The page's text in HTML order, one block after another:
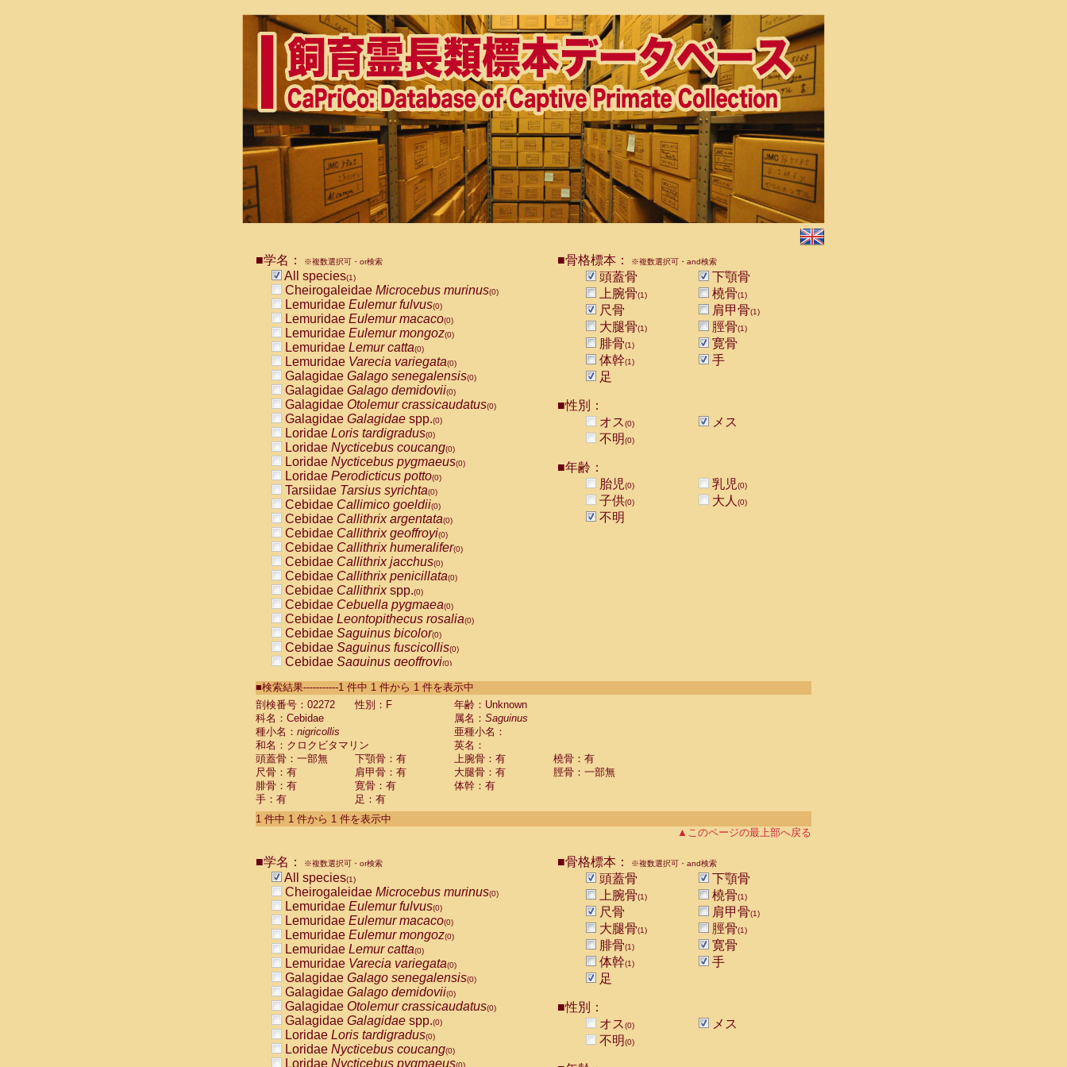
■学名： ※複数選択可・or検索
All species(1)
Cheirogaleidae Microcebus murinus(0)
Lemuridae Eulemur fulvus(0)
Lemuridae Eulemur macaco(0)
Lemuridae Eulemur mongoz(0)
Lemuridae Lemur catta(0)
Lemuridae Varecia variegata(0)
Galagidae Galago senegalensis(0)
Galagidae Galago demidovii(0)
Galagidae Otolemur crassicaudatus(0)
Galagidae Galagidae spp.(0)
Loridae Loris tardigradus(0)
Loridae Nycticebus coucang(0)
Loridae Nycticebus pygmaeus(0)
Loridae Perodicticus potto(0)
Tarsiidae Tarsius syrichta(0)
Cebidae Callimico goeldii(0)
Cebidae Callithrix argentata(0)
Cebidae Callithrix geoffroyi(0)
Cebidae Callithrix humeralifer(0)
Cebidae Callithrix jacchus(0)
Cebidae Callithrix penicillata(0)
Cebidae Callithrixspp.(0)
Cebidae Cebuella pygmaea(0)
Cebidae Leontopithecus rosalia(0)
Cebidae Saguinus bicolor(0)
Cebidae Saguinus fuscicollis(0)
Cebidae Saguinus geoffroyi(0)
CebidaeSaguinus labiatus(0)
Cebidae Saguinus leucopus (0)
Cebidae
CebidaeSaguinus mystax
CebidaeSaguinus nigricollis (1)
Cebidae Saguinus oedipus
Cebidae Saguinus weddelli
Cebidae Saguinusspp.
Cebidae Aotus trivirgatus
Cebidae Cebus albifrons
CebidaeCebus nigrivittatus
CebidaeCebus
CebidaeSaimiri boliviensis(0)
CebidaeSaimiri sciureus(0)
AtelidaeAlouatta caraya(0)
AtelidaeAlouatta fusca(0)
AtelidaeAlouatta seniculus
AtelidaeAlouattaspp.(0)
AtelidaeAteles belzebuth(0)
AtelidaeAteles geoffroyi(0)
AtelidaeAteles paniscus(0)
AtelidaeAtelesspp.(0)
Atelidae Lagothrix lagothricha
AtelidaeLagothrix lagothricha cana
PitheciidaeCacajao calvus rubicundus
■骨格標本： ※複数選択可・and検索
頭蓋骨
下顎骨
上腕骨(1) 橈骨(1)
尺骨 肩甲骨(1)
大腿骨(1) 脛骨(1)
腓骨(1)
寛骨
体幹(1)
手
足
■性別：
オス(0)
メス
不明(0)
■年齢：
胎児(0) 乳児(0)
子供(0) 大人 (0)
不明
■検索結果-----------1 件中 1 件から 1 件を表示中
剖検番号：02272
性別：F
年齢：Unknown
科名：Cebidae
属名： Saguinus
種小名： nigricollis
亜種小名：
和名：クロクビタマリン
英名：
頭蓋骨：一部無
下顎骨：有 上腕骨：有
橈骨：有
尺骨：有
肩甲骨：有 大腿骨：有
脛骨：一部無
腓骨：有
寛骨：有
体幹：有
手：有
足：有
1 件中 1 件から 1 件を表示中
▲このページの最上部へ戻る
■学名： ※複数選択可・or検索
All species(1)
Cheirogaleidae Microcebus murinus(0)
Lemuridae Eulemur fulvus(0)
Lemuridae Eulemur macaco(0)
Lemuridae Eulemur mongoz(0)
Lemuridae Lemur catta(0)
Lemuridae Varecia variegata(0)
Galagidae Galago senegalensis(0)
Galagidae Galago demidovii(0)
Galagidae Otolemur crassicaudatus(0)
Galagidae Galagidae spp.(0)
Loridae Loris tardigradus(0)
Loridae Nycticebus coucang(0)
Loridae Nycticebus pygmaeus(0)
■骨格標本： ※複数選択可・and検索
頭蓋骨
下顎骨
上腕骨(1) 橈骨(1)
尺骨 肩甲骨(1)
大腿骨(1) 脛骨(1)
腓骨(1)
寛骨
体幹(1)
手
足
■性別：
オス(0)
メス
不明(0)